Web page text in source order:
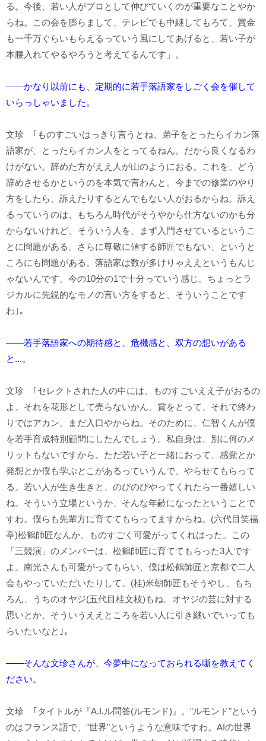
る。今後、若い人がプロとして伸びていくのが重要なことやか
らね。この会を膨らまして、テレビでも中継してもろて、賞金
も一千万ぐらいもらえるっていう風にしてあげると、若い子が
本腰入れてやるやろうと考えてるんです」。
――かなり以前にも、定期的に若手落語家をしごく会を催して
いらっしゃいました。
文珍 ｢ものすごいはっきり言うとね、弟子をとったらイカン落
語家が、とったらイカン人をとってるねん。だから良くなるわ
けがない。辞めた方がええ人が山のようにおる。これを、どう
辞めさせるかというのを本気で言わんと。今までの修業のやり
方をしたら、訴えたりするとんでもない人がおるからね。訴え
るっていうのは、もちろん時代がそうやから仕方ないのかも分
からないけれど、そういう人を、まず入門させているというこ
とに問題がある。さらに尊敬に値する師匠でもない、というと
ころにも問題がある。落語家は数が多けりゃええというもんじ
ゃないんです。今の10分の1で十分っていう感じ。ちょっとラ
ジカルに先鋭的なモノの言い方をすると、そういうことです
わ｣。
――若手落語家への期待感と、危機感と、双方の想いがある
と...。
文珍 ｢セレクトされた人の中には、ものすごいええ子がおるの
よ。それを花形として売らないかん。賞をとって、それで終わ
りではアカン。まだ入口やからね。そのために、仁智くんが僕
を若手育成特別顧問にしたんでしょう。私自身は、別に何のメ
リットもないですから。ただ若い子と一緒におって、感覚とか
発想とか僕も学ぶとこがあるっていうんで、やらせてもらって
る。若い人が生き生きと、のびのびやってくれたら一番嬉しい
ね。そういう立場というか、そんな年齢になったということで
すわ。僕らも先輩方に育ててもらってますからね。(六代目笑福
亭)松鶴師匠なんか、ものすごく可愛がってくれはった。この
「三競演」のメンバーは、松鶴師匠に育ててもらった3人です
よ。南光さんも可愛がってもらい、僕は松鶴師匠と京都で二人
会もやっていただいたりして。(桂)米朝師匠もそうやし、もち
ろん、うちのオヤジ(五代目桂文枝)もね。オヤジの芸に対する
思いとか、そういうええところを若い人に引き継いでいっても
らいたいなと｣。
――そんな文珍さんが、今夢中になっておられる噺を教えてく
ださい。
文珍 ｢タイトルが『A.I.ル問答(ルモンド)』。"ルモンド"という
のはフランス語で、"世界"というような意味ですわ。AIの世界